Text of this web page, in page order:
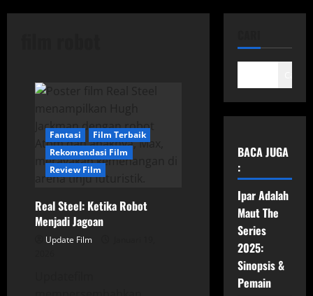
Fantasi
Film Terbaik
Rekomendasi Film
Review Film
Real Steel: Ketika Robot
Menjadi Jagoan
Update Film
BACA JUGA
:
Ipar Adalah
Maut The
Series
2025:
Sinopsis &
Pemain